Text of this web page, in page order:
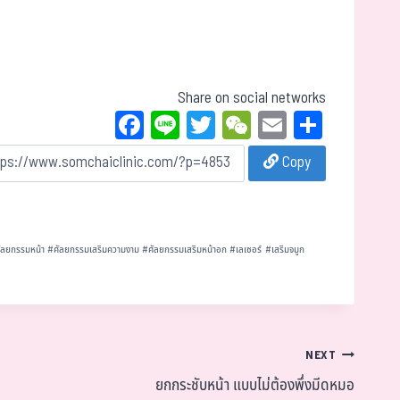
Share on social networks
Fa
ce
bo
Li
ne
T
wi
tt
W
eC
ha
E
m
ail
Copy
ยกรรมหน้า#ศัลยกรรมเสริมความงาม#ศัลยกรรมเสริมหน้าอก #เลเซอร์ #เสริมจมูก
NEXT
ยกกระชับหน้า แบบไม่ต้องพึ่งมีดหมอ